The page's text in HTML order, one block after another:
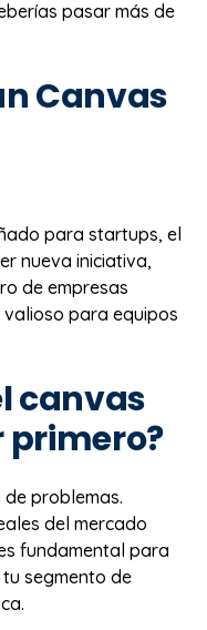
pasar más de
Canvas
para startups, el
nueva iniciativa,
de empresas
para equipos
canvas
de problemas.
del mercado
fundamental para
segmento de